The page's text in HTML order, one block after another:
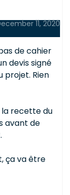
11, 2020
de cahier
devis signé
projet. Rien
la recette du
avant de
ça va être